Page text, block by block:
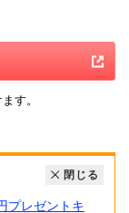
す。
閉じる
プレゼントキ